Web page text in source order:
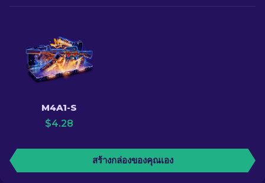
M4A1-S
$4.28
สร้างกล่องของคุณเอง